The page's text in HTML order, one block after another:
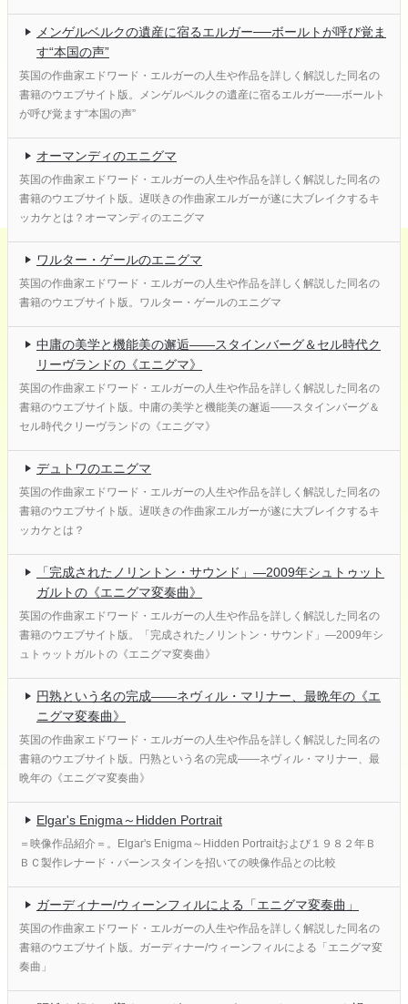
メンゲルベルクの遺産に宿るエルガー──ボールトが呼び覚ま
す“本国の声”
英国の作曲家エドワード・エルガーの人生や作品を詳しく解説した同名の
書籍のウエブサイト版。メンゲルベルクの遺産に宿るエルガー──ボールト
が呼び覚ます“本国の声”
オーマンディのエニグマ
英国の作曲家エドワード・エルガーの人生や作品を詳しく解説した同名の
書籍のウエブサイト版。遅咲きの作曲家エルガーが遂に大ブレイクするキ
ッカケとは？オーマンディのエニグマ
ワルター・ゲールのエニグマ
英国の作曲家エドワード・エルガーの人生や作品を詳しく解説した同名の
書籍のウエブサイト版。ワルター・ゲールのエニグマ
中庸の美学と機能美の邂逅――スタインバーグ＆セル時代ク
リーヴランドの《エニグマ》
英国の作曲家エドワード・エルガーの人生や作品を詳しく解説した同名の
書籍のウエブサイト版。中庸の美学と機能美の邂逅――スタインバーグ＆
セル時代クリーヴランドの《エニグマ》
デュトワのエニグマ
英国の作曲家エドワード・エルガーの人生や作品を詳しく解説した同名の
書籍のウエブサイト版。遅咲きの作曲家エルガーが遂に大ブレイクするキ
ッカケとは？
「完成されたノリントン・サウンド」―2009年シュトゥット
ガルトの《エニグマ変奏曲》
英国の作曲家エドワード・エルガーの人生や作品を詳しく解説した同名の
書籍のウエブサイト版。「完成されたノリントン・サウンド」―2009年シ
ュトゥットガルトの《エニグマ変奏曲》
円熟という名の完成――ネヴィル・マリナー、最晩年の《エ
ニグマ変奏曲》
英国の作曲家エドワード・エルガーの人生や作品を詳しく解説した同名の
書籍のウエブサイト版。円熟という名の完成――ネヴィル・マリナー、最
晩年の《エニグマ変奏曲》
Elgar's Enigma～Hidden Portrait
＝映像作品紹介＝。Elgar's Enigma～Hidden Portraitおよび１９８２年Ｂ
ＢＣ製作レナード・バーンスタインを招いての映像作品との比較
ガーディナー/ウィーンフィルによる「エニグマ変奏曲」
英国の作曲家エドワード・エルガーの人生や作品を詳しく解説した同名の
書籍のウエブサイト版。ガーディナー/ウィーンフィルによる「エニグマ変
奏曲」